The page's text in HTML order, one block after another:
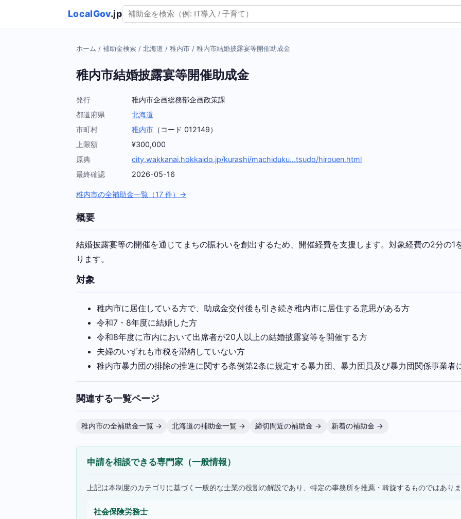
LocalGov.jp
ホーム / 補助金検索 / 北海道 / 稚内市 / 稚内市結婚披露宴等開催助成金
稚内市結婚披露宴等開催助成金
発行
稚内市企画総務部企画政策課
都道府県
北海道
市町村
稚内市 （コード 012149）
上限額
¥300,000
原典
city.wakkanai.hokkaido.jp/kurashi/machiduku…tsudo/hirouen.html
最終確認
2026-05-16
稚内市の全補助金一覧（17 件）→
概要
結婚披露宴等の開催を通じてまちの賑わいを創出するため、開催経費を支援します。対象経費の2分の1
ります。
対象
稚内市に居住している方で、助成金交付後も引き続き稚内市に居住する意思がある方
令和7・8年度に結婚した方
令和8年度に市内において出席者が20人以上の結婚披露宴等を開催する方
夫婦のいずれも市税を滞納していない方
稚内市暴力団の排除の推進に関する条例第2条に規定する暴力団、暴力団員及び暴力団関係事業者
関連する一覧ページ
稚内市の全補助金一覧 → 北海道の補助金一覧 → 締切間近の補助金 → 新着の補助金 →
申請を相談できる専門家（一般情報）
上記は本制度のカテゴリに基づく一般的な士業の役割の解説であり、特定の事務所を推薦・斡旋するものではあり
社会保険労務士